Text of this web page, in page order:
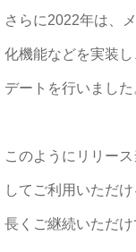
さらに2022年は、
化機能などを実装
デートを行いました
このようにリリー
してご利用いただ
長くご継続いただけ